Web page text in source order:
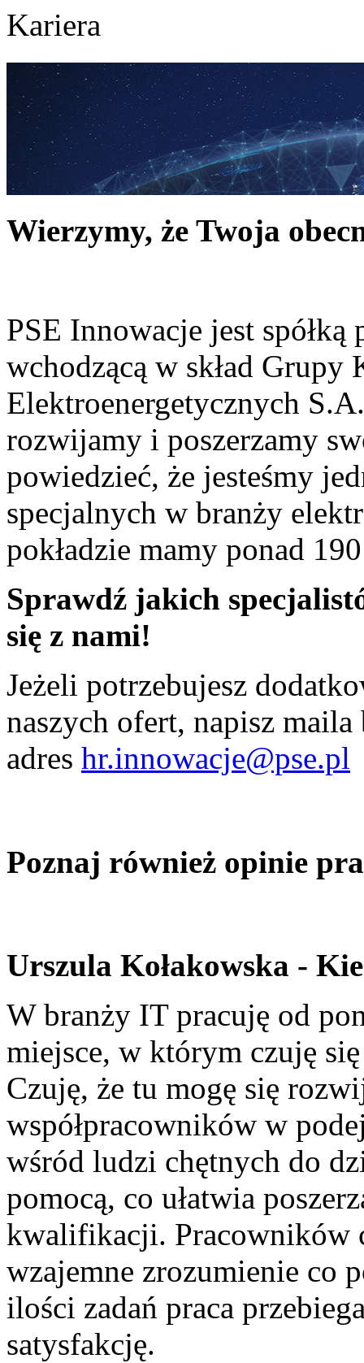
Kariera
Wierzymy, że Twoja
PSE Innowacje jest spółką
wchodzącą w skład Grupy
Elektroenergetycznych
rozwijamy i poszerzamy
powiedzieć, że jesteśmy
specjalnych w branży
pokładzie mamy ponad
Sprawdź jakich
się z nami!
Jeżeli potrzebujesz
naszych ofert, napisz maila
adres hr.innowacje@pse.pl
Poznaj również opinie
Urszula Kołakowska -
W branży IT pracuję od
miejsce, w którym czuję
Czuję, że tu mogę się
współpracowników w
wśród ludzi chętnych do
pomocą, co ułatwia
kwalifikacji. Pracowników
wzajemne zrozumienie co
ilości zadań praca
satysfakcję.